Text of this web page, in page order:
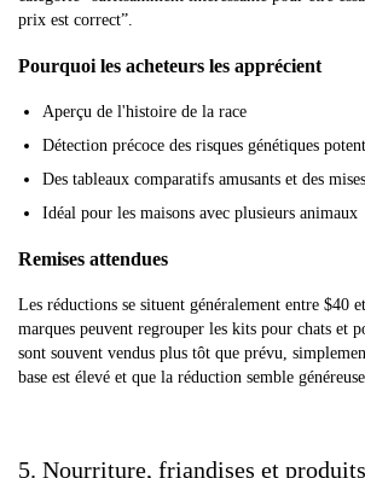
prix est correct”.
Pourquoi les acheteurs les apprécient
Aperçu de l'histoire de la race
Détection précoce des risques génétiques
Des tableaux comparatifs amusants et des
Idéal pour les maisons avec plusieurs animaux
Remises attendues
Les réductions se situent généralement entre $40
marques peuvent regrouper les kits pour chats et
sont souvent vendus plus tôt que prévu,
base est élevé et que la réduction semble
5. Nourriture, friandises et